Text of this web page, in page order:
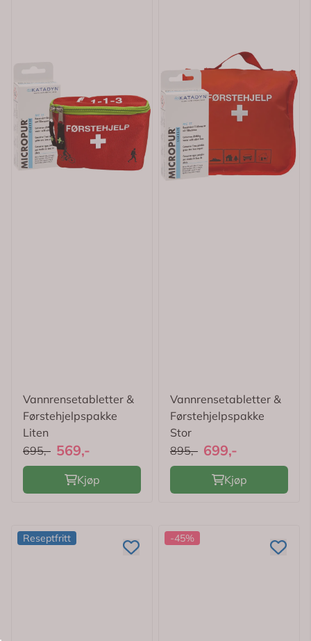
Vannrensetabletter &
Førstehjelpspakke
Liten
695,- 569,-
Kjøp
Vannrensetabletter &
Førstehjelpspakke
Stor
895,- 699,-
Kjøp
Reseptfritt -45%